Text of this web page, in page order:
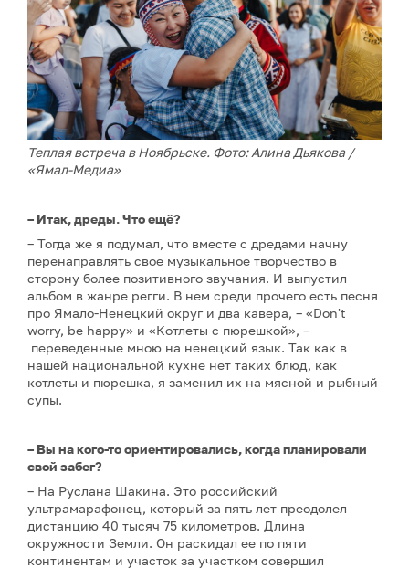
Теплая встреча в Ноябрьске. Фото: Алина Дьякова /
«Ямал-Медиа»
– Итак, дреды. Что ещё?
– Тогда же я подумал, что вместе с дредами начну
перенаправлять свое музыкальное творчество в
сторону более позитивного звучания. И выпустил
альбом в жанре регги. В нем среди прочего есть песня
про Ямало-Ненецкий округ и два кавера, – «Don't
worry, be happy» и «Котлеты с пюрешкой», –
переведенные мною на ненецкий язык. Так как в
нашей национальной кухне нет таких блюд, как
котлеты и пюрешка, я заменил их на мясной и рыбный
супы.
– Вы на кого-то ориентировались, когда планировали
свой забег?
– На Руслана Шакина. Это российский
ультрамарафонец, который за пять лет преодолел
дистанцию 40 тысяч 75 километров. Длина
окружности Земли. Он раскидал ее по пяти
континентам и участок за участком совершил